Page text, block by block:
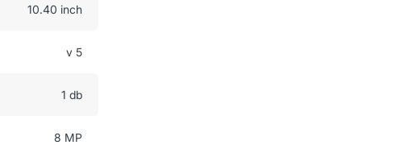
10.40 inch
v 5
1 db
8 MP